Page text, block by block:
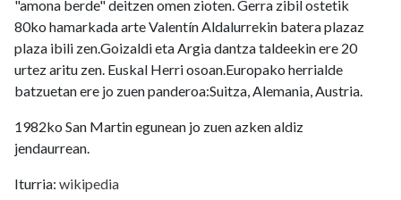
"amona berde" deitzen omen zioten. Gerra zibil ostetik
80ko hamarkada arte Valentín Aldalurrekin batera plazaz
plaza ibili zen.Goizaldi eta Argia dantza taldeekin ere 20
urtez aritu zen. Euskal Herri osoan.Europako herrialde
batzuetan ere jo zuen panderoa:Suitza, Alemania, Austria.
1982ko San Martin egunean jo zuen azken aldiz
jendaurrean.
Iturria: wikipedia